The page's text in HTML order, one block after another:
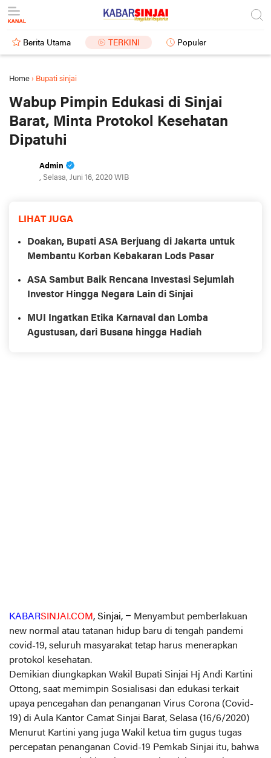
Berita Utama TERKINI Populer
Home › Bupati sinjai
Wabup Pimpin Edukasi di Sinjai
Barat, Minta Protokol Kesehatan
Dipatuhi
Admin
, Selasa, Juni 16, 2020 WIB
LIHAT JUGA
Doakan, Bupati ASA Berjuang di Jakarta untuk
Membantu Korban Kebakaran Lods Pasar
ASA Sambut Baik Rencana Investasi Sejumlah
Investor Hingga Negara Lain di Sinjai
MUI Ingatkan Etika Karnaval dan Lomba
Agustusan, dari Busana hingga Hadiah
KABARSINJAI.COM , Sinjai, – Menyambut pemberlakuan
new normal atau tatanan hidup baru di tengah pandemi
covid-19, seluruh masyarakat tetap harus menerapkan
protokol kesehatan.
Demikian diungkapkan Wakil Bupati Sinjai Hj Andi Kartini
Ottong, saat memimpin Sosialisasi dan edukasi terkait
upaya pencegahan dan penanganan Virus Corona (Covid-
19) di Aula Kantor Camat Sinjai Barat, Selasa (16/6/2020)
Menurut Kartini yang juga Wakil ketua tim gugus tugas
percepatan penanganan Covid-19 Pemkab Sinjai itu, bahwa